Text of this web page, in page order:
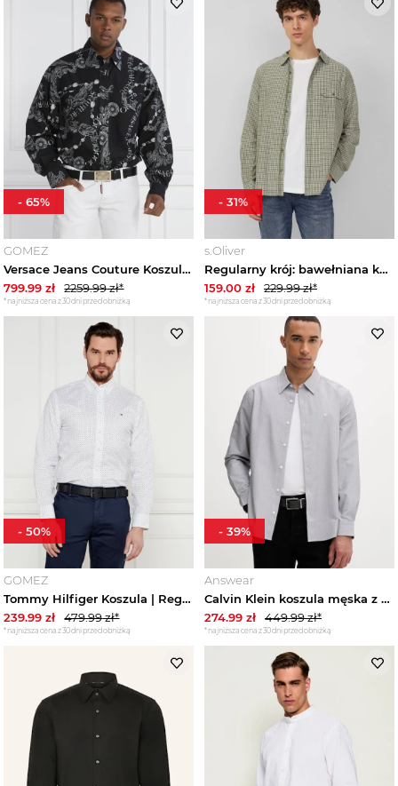
Płaszcze męskie
Swetry i kardigany męskie
Spodnie męskie
Jeansy męskie
Dresy męskie
Bielizna męska
Odzież kąpielowa męska
Buty męskie
Moda sportowa męska
Torby i plecaki męskie
Akcesoria męskie
Marki
Trendy
Wyprzedaże
GOMEZ
Versace Jeans Couture Koszula | Regular Fit czarny
799.99 zł 2259.99zł*
*najniższa cena z 30 dni przed obniżką
-65%
s.Oliver
Regularny krój: bawełniana koszula w kratę z kołnierzykiem Kent s.Oliver
159.00 zł 229.99zł*
*najniższa cena z 30 dni przed obniżką
- 31%
GOMEZ
Tommy Hilfiger Koszula | Regular Fit biały
239.99 zł 479.99zł*
*najniższa cena z 30 dni przed obniżką
-50%
Answear
Calvin Klein koszula męska z bawełną czarny
274.99 zł 449.99zł*
*najniższa cena z 30 dni przed obniżką
- 39%